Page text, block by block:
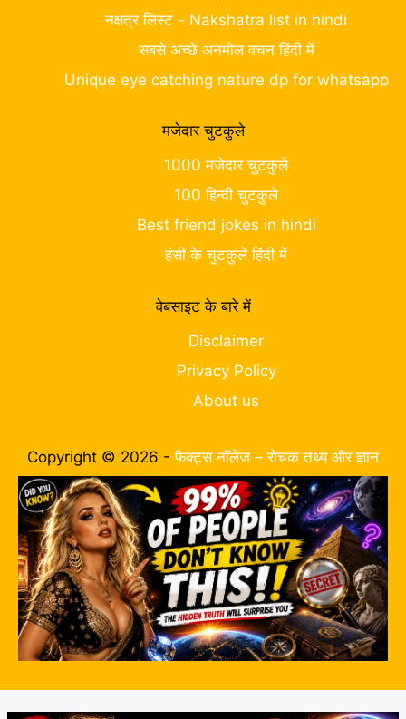
नक्षत्र लिस्ट - Nakshatra list in hindi
सबसे अच्छे अनमोल वचन हिंदी में
Unique eye catching nature dp for whatsapp
मजेदार चुटकुले
1000 मजेदार चुटकुले
100 हिन्दी चुटकुले
Best friend jokes in hindi
हंसी के चुटकुले हिंदी में
वेबसाइट के बारे में
Disclaimer
Privacy Policy
About us
Copyright © 2026 -फैक्ट्स नॉलेज – रोचक तथ्य और ज्ञान